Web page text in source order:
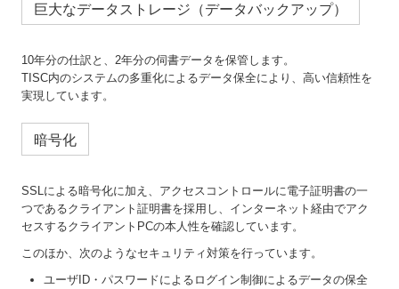
巨大なデータストレージ（データバックアップ）
10年分の仕訳と、2年分の伺書データを保管します。
TISC内のシステムの多重化によるデータ保全により、高い信頼性を
実現しています。
暗号化
SSLによる暗号化に加え、アクセスコントロールに電子証明書の一
つであるクライアント証明書を採用し、インターネット経由でアク
セスするクライアントPCの本人性を確認しています。
このほか、次のようなセキュリティ対策を行っています。
ユーザID・パスワードによるログイン制御によるデータの保全